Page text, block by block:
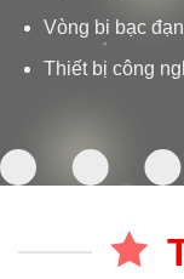
Vòng bi bạc đạn
Thiết bị công